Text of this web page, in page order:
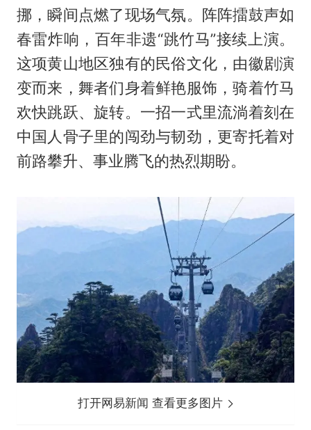
挪，瞬间点燃了现场气氛。阵阵擂鼓声如
春雷炸响，百年非遗“跳竹马”接续上演。
这项黄山地区独有的民俗文化，由徽剧演
变而来，舞者们身着鲜艳服饰，骑着竹马
欢快跳跃、旋转。一招一式里流淌着刻在
中国人骨子里的闯劲与韧劲，更寄托着对
前路攀升、事业腾飞的热烈期盼。
打开网易新闻 查看更多图片